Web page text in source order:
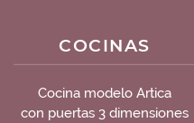
COCINAS
Cocina modelo Artica
con puertas 3 dimensiones